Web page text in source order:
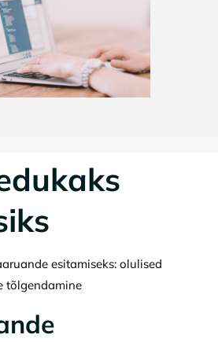
esitamiseks: olulised
tõlgendamine